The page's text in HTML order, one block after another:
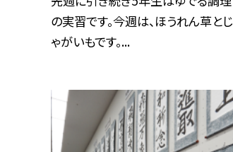
の実習です。今週は、ほうれん草とじ
ゃがいもです。...